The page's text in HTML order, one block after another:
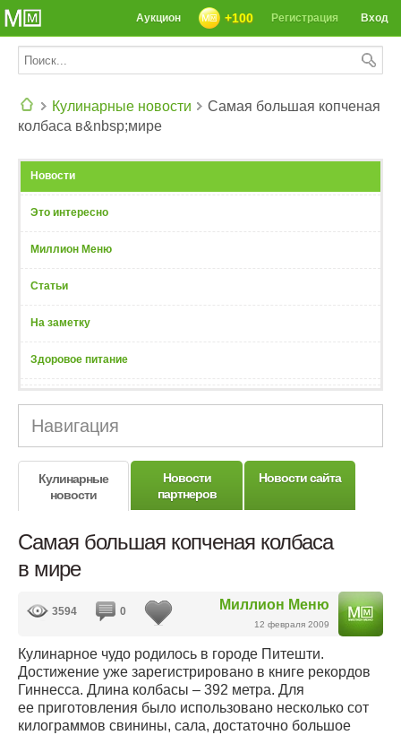
Вход
Регистрация
+100
Аукцион
Кулинарные новости
Самая большая копченая
колбаса в&nbsp;мире
Новости
Это интересно
Миллион Меню
Статьи
На заметку
Здоровое питание
Навигация
Кулинарные
новости
Новости
партнеров
Новости сайта
Самая большая копченая колбаса
в мире
Миллион Меню
12 февраля 2009
3594 0
Кулинарное чудо родилось в городе Питешти.
Достижение уже зарегистрировано в книге рекордов
Гиннесса. Длина колбасы – 392 метра. Для
ее приготовления было использовано несколько сот
килограммов свинины, сала, достаточно большое